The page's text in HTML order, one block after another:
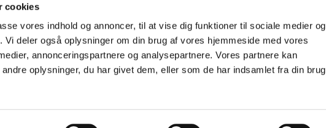
cookies
vores indhold og annoncer, til at vise dig funktioner til sociale medier og
deler også oplysninger om din brug af vores hjemmeside med vores
annonceringspartnere og analysepartnere. Vores partnere kan
oplysninger, du har givet dem, eller som de har indsamlet fra din brug
38285446
husum.sogn@km.dk